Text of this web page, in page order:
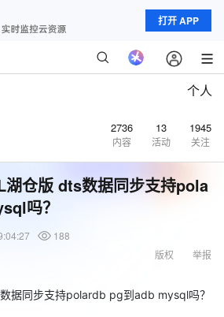
打开 APP
个人
2736
内容
13
活动
1945
关注
仓版 dts数据同步支持pola
吗？
188
举报
版权
据同步支持polardb pg到adb mysql吗？